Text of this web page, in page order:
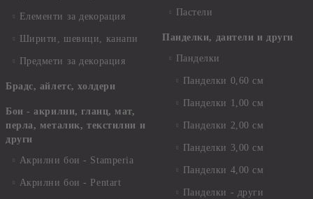
Елементи за декорация
Ширити, шевици, канапи
Предмети за декорация
Брадс, айлетс, холдери
Бои - акрилни, гланц, мат,
перла, металик, текстилни и
други
Акрилни бои - Stamperia
Акрилни бои - Pentart
Пастели
Панделки, дантели и други
Панделки
Панделки 0,60 см
Панделки 1,00 см
Панделки 2,00 см
Панделки 3,00 см
Панделки 4,00 см
Панделки - други